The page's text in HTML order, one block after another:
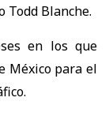
Todd Blanche.
en los que
México para el